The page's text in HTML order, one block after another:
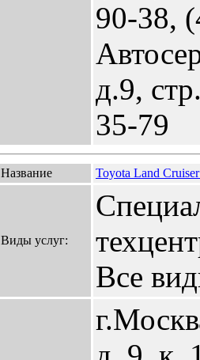
90-38,
д.9,
35-79
Название Toyota Land
Виды услуг:
Все